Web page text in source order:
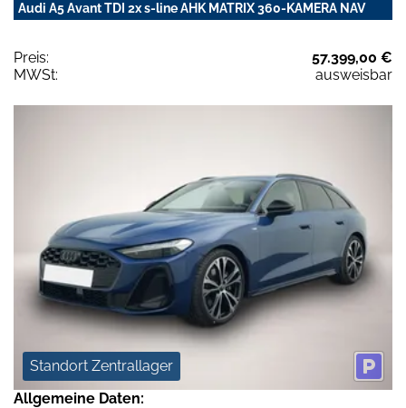
Audi A5 Avant TDI 2x s-line AHK MATRIX 360-KAMERA NAV
Preis:
57.399,00 €
MWSt:
ausweisbar
Standort Zentrallager
Allgemeine Daten: